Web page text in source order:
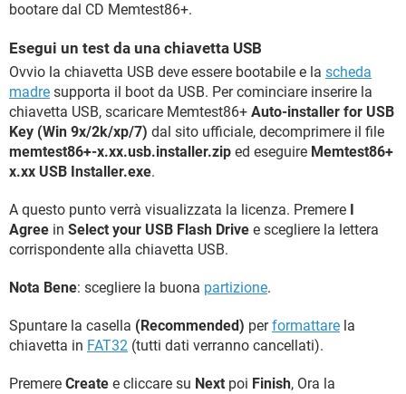
bootare dal CD Memtest86+.
Esegui un test da una chiavetta USB
Ovvio la chiavetta USB deve essere bootabile e la scheda
madre supporta il boot da USB. Per cominciare inserire la
chiavetta USB, scaricare Memtest86+ Auto-installer for USB
Key (Win 9x/2k/xp/7) dal sito ufficiale, decomprimere il file
memtest86+-x.xx.usb.installer.zip ed eseguire Memtest86+
x.xx USB Installer.exe.
A questo punto verrà visualizzata la licenza. Premere
Agree in Select your USB Flash Drive e scegliere la lettera
corrispondente alla chiavetta USB.
Nota Bene: scegliere la buona partizione.
Spuntare la casella (Recommended) performattare la
chiavetta in FAT32 (tutti dati verranno cancellati).
Premere Create e cliccare su Next poi Finish, Ora la